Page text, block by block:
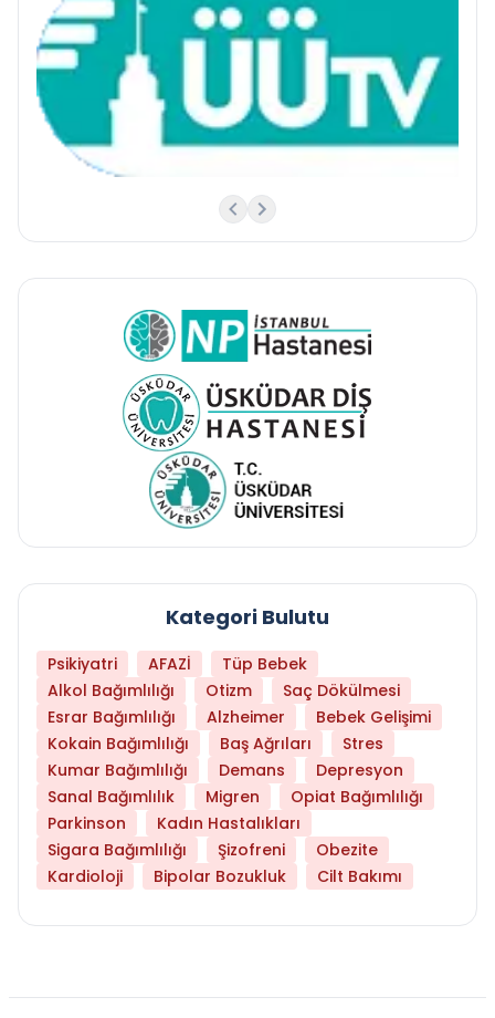
Kategori Bulutu
Psikiyatri AFAZİ
Tüp Bebek
Alkol Bağımlılığı
Otizm
Saç Dökülmesi
Esrar Bağımlılığı
Alzheimer
Bebek Gelişimi
Kokain Bağımlılığı
Baş Ağrıları
Stres
Kumar Bağımlılığı
Demans
Depresyon
Sanal Bağımlılık
Migren
Opiat Bağımlılığı
Parkinson
Kadın Hastalıkları
Sigara Bağımlılığı
Şizofreni
Obezite
Kardioloji
Bipolar Bozukluk Cilt Bakımı